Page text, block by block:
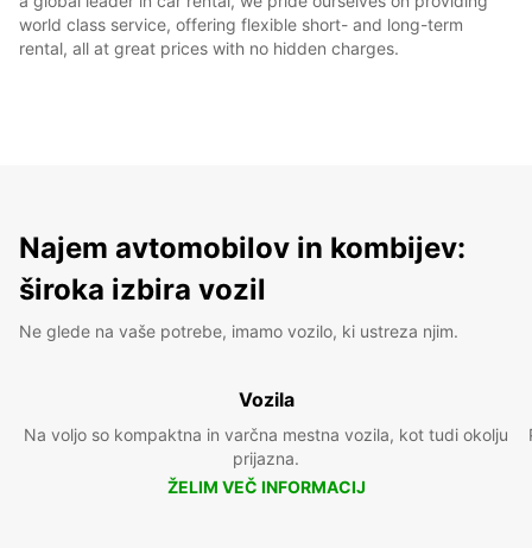
world class service, offering flexible short- and long-term
rental, all at great prices with no hidden charges.
Najem avtomobilov in kombijev:
široka izbira vozil
Ne glede na vaše potrebe, imamo vozilo, ki ustreza njim.
Vozila
Na voljo so kompaktna in varčna mestna vozila, kot tudi okolju
prijazna.
ŽELIM VEČ INFORMACIJ